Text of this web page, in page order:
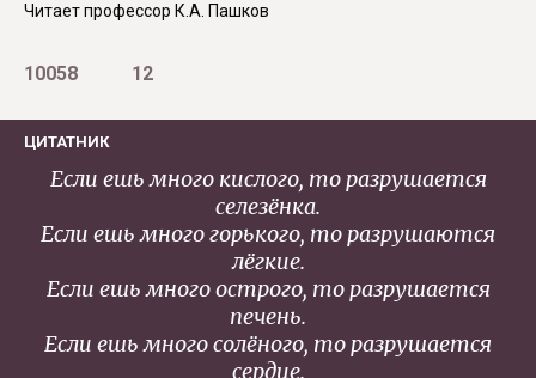
Читает профессор К.А. Пашков
10058 12
ЦИТАТНИК
Если ешь много кислого, то разрушается
селезёнка.
Если ешь много горького, то разрушаются
лёгкие.
Если ешь много острого, то разрушается
печень.
Если ешь много солёного, то разрушается
сердце.